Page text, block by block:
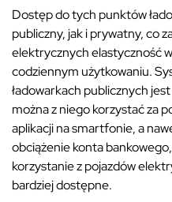
Dostęp do tych punktów
publiczny, jak i prywatny, co
elektrycznych elastyczność
codziennym użytkowaniu.
ładowarkach publicznych
można z niego korzystać za
aplikacji na smartfonie, a
obciążenie konta
korzystanie z pojazdów
bardziej dostępne.